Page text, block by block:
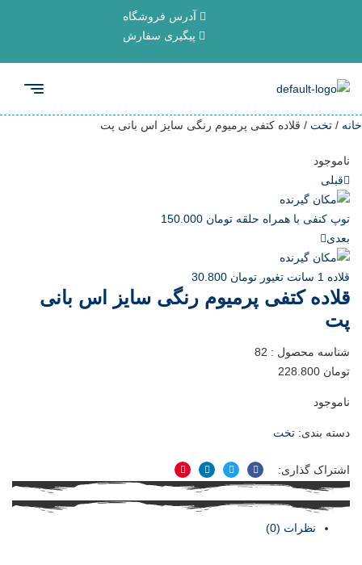
آدرس فروشگاه
پیگیری سفارش
خانه / تخت / قلاده کتفی پرمیوم رنگی سایز اس بانی پت
ناموجود
قبلی
توپ کنفی با همراه حلقه تومان
بعدی
قلاده 1 سانت تغیور تومان
قلاده کتفی پرمیوم رنگی سایز اس بانی
پت
شناسه محصول : 82
تومان
ناموجود
دسته بندی: تخت
اشتراک گذاری:
فیسبوکتوییترلینکدینپینترست
نظرات (0)